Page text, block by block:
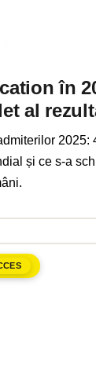
în
al
2025:
și ce s-a